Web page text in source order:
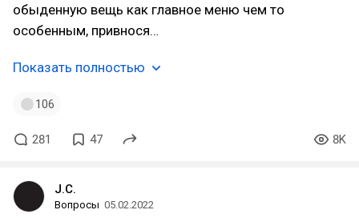
обыденную вещь как главное меню чем то
особенным, привнося…
Показать полностью
106
281 47 8K
J.C.
Вопросы 05.02.2022